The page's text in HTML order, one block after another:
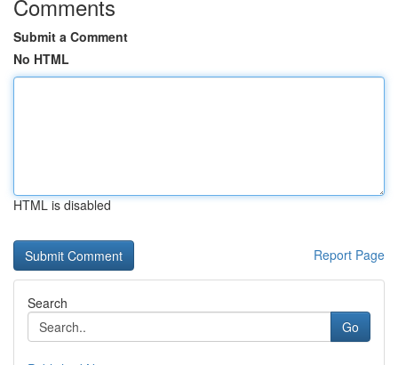
Comments
Submit a Comment
No HTML
HTML is disabled
Report Page
Search
Go